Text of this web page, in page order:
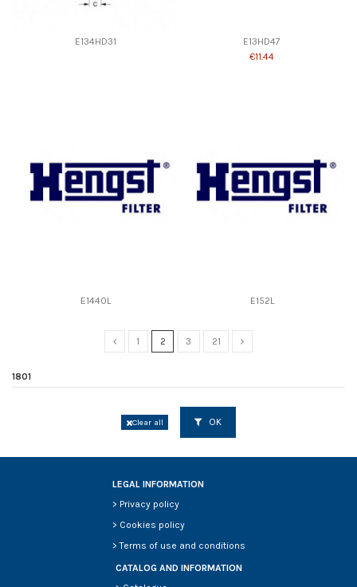
E134HD31
E13HD47
€11.44
E1440L E152L
1 2 3 21
1801
Clear all OK
LEGAL INFORMATION
> Privacy policy
> Cookies policy
>Terms of use and conditions
CATALOG AND INFORMATION